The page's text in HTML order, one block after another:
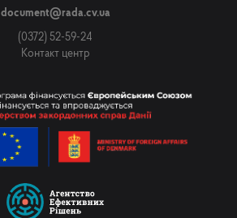
document@rada.cv.ua
(0372) 52-59-24
Контакт центр